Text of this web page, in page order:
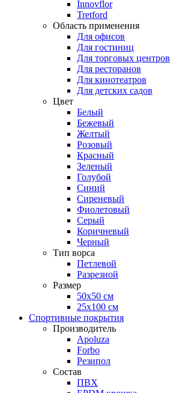
Innovflor
Tretford
Область применения
Для офисов
Для гостиниц
Для торговых центров
Для ресторанов
Для кинотеатров
Для детских садов
Цвет
Белый
Бежевый
Желтый
Розовый
Красный
Зеленый
Голубой
Синий
Сиреневый
Фиолетовый
Серый
Коричневый
Черный
Тип ворса
Петлевой
Разрезной
Размер
50х50 см
25х100 см
Спортивные покрытия
Производитель
Apoluza
Forbo
Резипол
Состав
ПВХ